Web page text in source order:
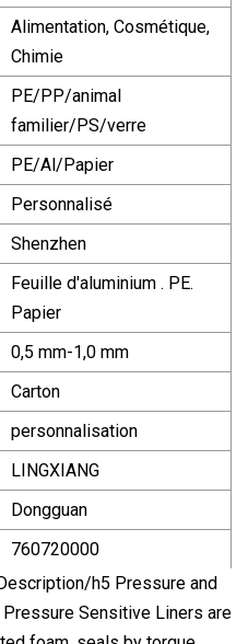
Alimentation, Cosmétique,
Chimie
PE/PP/animal
familier/PS/verre
PE/Al/Papier
Personnalisé
Shenzhen
Feuille d'aluminium . PE.
Papier
0,5 mm-1,0 mm
Carton
personnalisation
LINGXIANG
Dongguan
760720000
h5 Pressure and
Sensitive Liners are